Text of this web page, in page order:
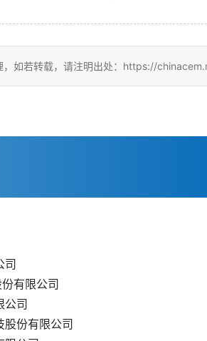
，如若转载，请注明出处：https://
司
有限公司
公司
股份有限公司